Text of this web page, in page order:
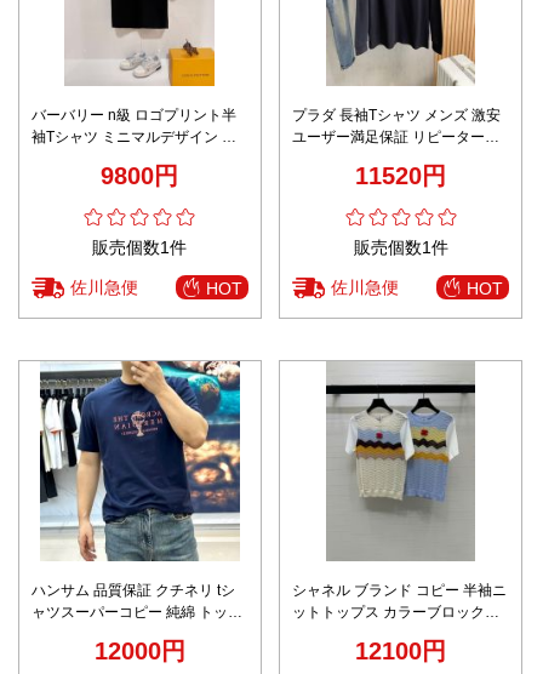
バーバリー n級 ロゴプリント半
袖Tシャツ ミニマルデザイン 定
9800円
販売個数1件
佐川急便 HOT
プラダ 長袖Tシャツ メンズ 激安
ユーザー満足保証 リピーター多
コットン素材で快適な着心地
11520円
販売個数1件
佐川急便 HOT
ハンサム 品質保証 クチネリ tシ
ャツスーパーコピー 純綿 トップ
12000円
シャネル ブランド コピー 半袖ニ
ットトップス カラーブロックデ
12100円